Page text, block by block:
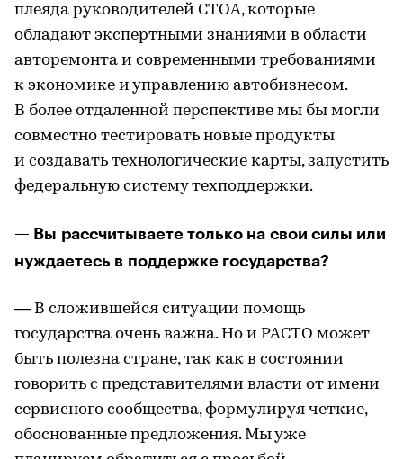
плеяда руководителей СТОА, которые
обладают экспертными знаниями в области
авторемонта и современными требованиями
к экономике и управлению автобизнесом.
В более отдаленной перспективе мы бы могли
совместно тестировать новые продукты
и создавать технологические карты, запустить
федеральную систему техподдержки.
— Вы рассчитываете только на свои силы или
нуждаетесь в поддержке государства?
— В сложившейся ситуации помощь
государства очень важна. Но и РАСТО может
быть полезна стране, так как в состоянии
говорить с представителями власти от имени
сервисного сообщества, формулируя четкие,
обоснованные предложения. Мы уже